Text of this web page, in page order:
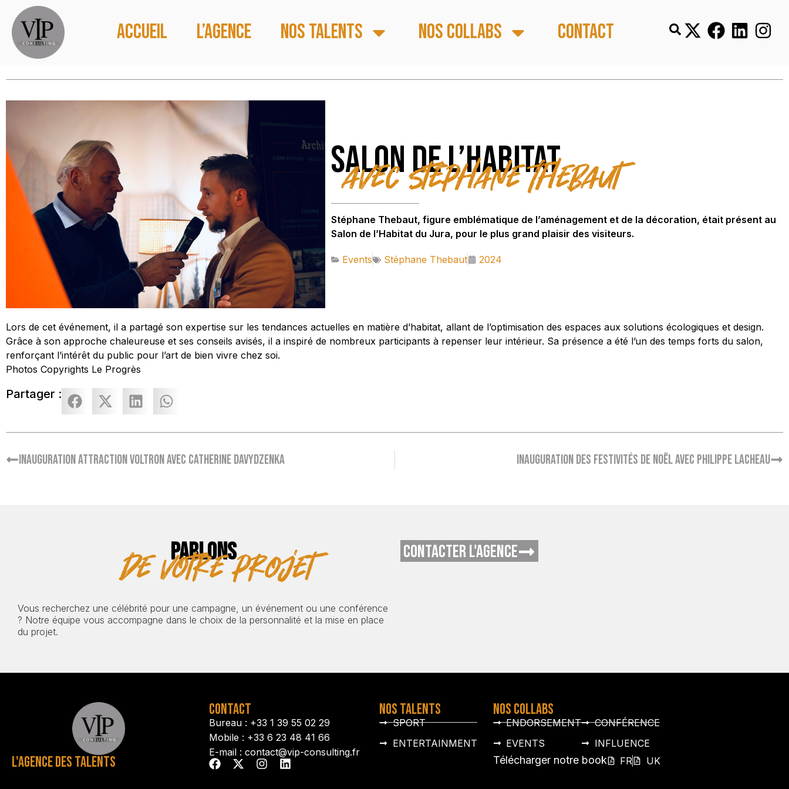
Accueil L’agence Nos talents Nos collabs Contact
Salon de l’Habitat
avec Stéphane Thebaut
Stéphane Thebaut, figure emblématique de l’aménagement et de la décoration, était présent au
Salon de l’Habitat du Jura, pour le plus grand plaisir des visiteurs.
Events Stéphane Thebaut 2024
Lors de cet événement, il a partagé son expertise sur les tendances actuelles en matière d’habitat, allant de l’optimisation des espaces aux solutions écologiques et design.
Grâce à son approche chaleureuse et ses conseils avisés, il a inspiré de nombreux participants à repenser leur intérieur. Sa présence a été l’un des temps forts du salon,
renforçant l’intérêt du public pour l’art de bien vivre chez soi.
Photos Copyrights Le Progrès
Partager :
Inauguration attraction Voltron avec Catherine Davydzenka Inauguration des festivités de Noël avec Philippe Lacheau
PARLONS
de votre projet
Vous recherchez une célébrité pour une campagne, un événement ou une conférence
? Notre équipe vous accompagne dans le choix de la personnalité et la mise en place
du projet.
CONTACTER L'AGENCE
L'AGENCE DES TALENTS
CONTACT
Bureau : +33 1 39 55 02 29
Mobile : +33 6 23 48 41 66
E-mail : contact@vip-consulting.fr
NOS TALENTS
SPORT
ENTERTAINMENT
NOS COLLABS
ENDORSEMENT
EVENTS
CONFÉRENCE
INFLUENCE
Télécharger notre book FR UK